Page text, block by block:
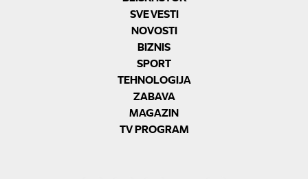
SVE VESTI
NOVOSTI
BIZNIS
SPORT
TEHNOLOGIJA
ZABAVA
MAGAZIN
TV PROGRAM